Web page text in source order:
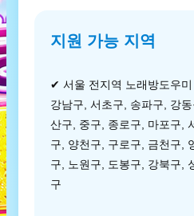
지원 가능 지역
✔ 서울 전지역 노래방도우미
강남구, 서초구, 송파구, 강
산구, 중구, 종로구, 마포구,
구, 양천구, 구로구, 금천구,
구, 노원구, 도봉구, 강북구,
구